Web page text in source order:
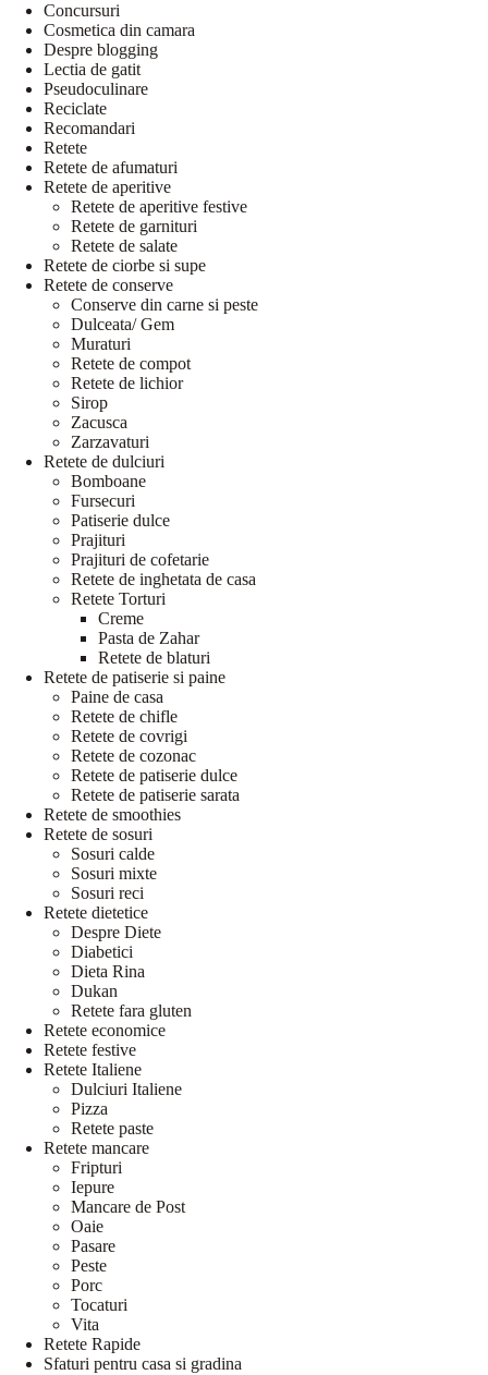
Concursuri
Cosmetica din camara
Despre blogging
Lectia de gatit
Pseudoculinare
Reciclate
Recomandari
Retete
Retete de afumaturi
Retete de aperitive
Retete de aperitive festive
Retete de garnituri
Retete de salate
Retete de ciorbe si supe
Retete de conserve
Conserve din carne si peste
Dulceata/ Gem
Muraturi
Retete de compot
Retete de lichior
Sirop
Zacusca
Zarzavaturi
Retete de dulciuri
Bomboane
Fursecuri
Patiserie dulce
Prajituri
Prajituri de cofetarie
Retete de inghetata de casa
Retete Torturi
Creme
Pasta de Zahar
Retete de blaturi
Retete de patiserie si paine
Paine de casa
Retete de chifle
Retete de covrigi
Retete de cozonac
Retete de patiserie dulce
Retete de patiserie sarata
Retete de smoothies
Retete de sosuri
Sosuri calde
Sosuri mixte
Sosuri reci
Retete dietetice
Despre Diete
Diabetici
Dieta Rina
Dukan
Retete fara gluten
Retete economice
Retete festive
Retete Italiene
Dulciuri Italiene
Pizza
Retete paste
Retete mancare
Fripturi
Iepure
Mancare de Post
Oaie
Pasare
Peste
Porc
Tocaturi
Vita
Retete Rapide
Sfaturi pentru casa si gradina